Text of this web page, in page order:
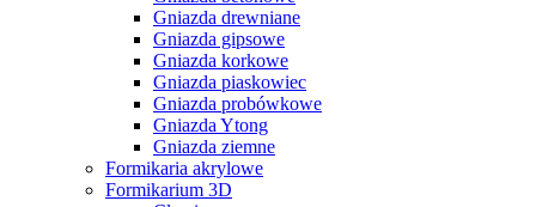
Gniazda drewniane
Gniazda gipsowe
Gniazda korkowe
Gniazda piaskowiec
Gniazda probówkowe
Gniazda Ytong
Gniazda ziemne
Formikaria akrylowe
Formikarium 3D